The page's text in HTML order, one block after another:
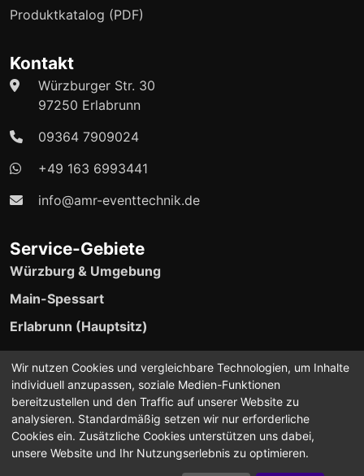
Produktkatalog (PDF)
Kontakt
Würzburger Str. 30
97250 Erlabrunn
09364 7909024
+49 163 6993441
info@amr-eventtechnik.de
Service-Gebiete
Würzburg & Umgebung
Main-Spessart
Erlabrunn (Hauptsitz)
24/7 Event-Support verfügbar
Wir nutzen Cookies und vergleichbare Technologien, um Inhalte
individuell anzupassen, soziale Medien-Funktionen
bereitzustellen und den Traffic auf unserer Website zu
analysieren. Standardmäßig setzen wir nur erforderliche
Cookies ein. Zusätzliche Cookies unterstützen uns dabei,
unsere Website und Ihr Nutzungserlebnis zu optimieren.